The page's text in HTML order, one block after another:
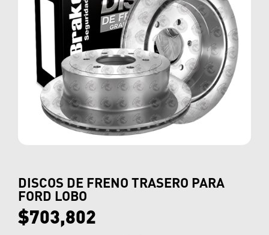
DISCOS DE FRENO TRASERO PARA
FORD LOBO
$703,802